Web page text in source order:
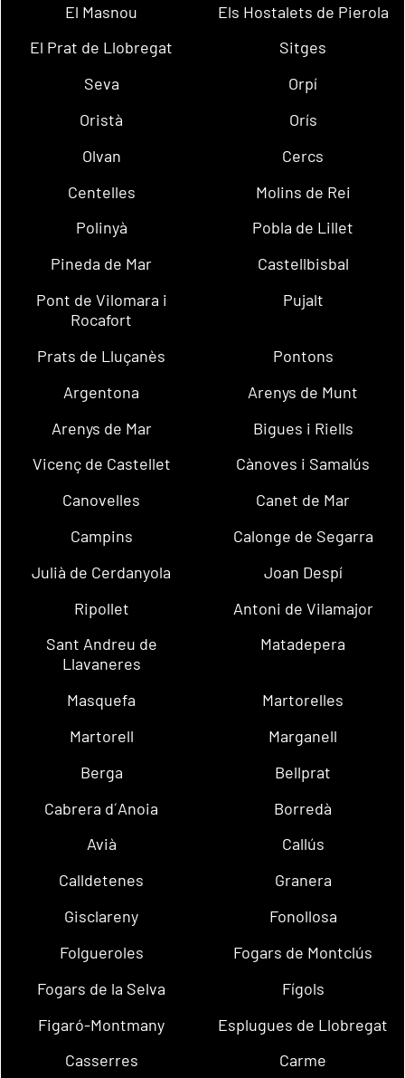
El Masnou
Els Hostalets de Pierola
El Prat de Llobregat
Sitges
Seva
Orpí
Oristà
Orís
Olvan
Cercs
Centelles
Molins de Rei
Polinyà
Pobla de Lillet
Pineda de Mar
Castellbisbal
Pont de Vilomara i
Rocafort
Pujalt
Prats de Lluçanès
Pontons
Argentona
Arenys de Munt
Arenys de Mar
Bigues i Riells
Vicenç de Castellet
Cànoves i Samalús
Canovelles
Canet de Mar
Campins
Calonge de Segarra
Julià de Cerdanyola
Joan Despí
Ripollet
Antoni de Vilamajor
Sant Andreu de
Llavaneres
Matadepera
Masquefa
Martorelles
Martorell
Marganell
Berga
Bellprat
Cabrera d´Anoia
Borredà
Avià
Callús
Calldetenes
Granera
Gisclareny
Fonollosa
Folgueroles
Fogars de Montclús
Fogars de la Selva
Fígols
Figaró-Montmany
Esplugues de Llobregat
Casserres
Carme